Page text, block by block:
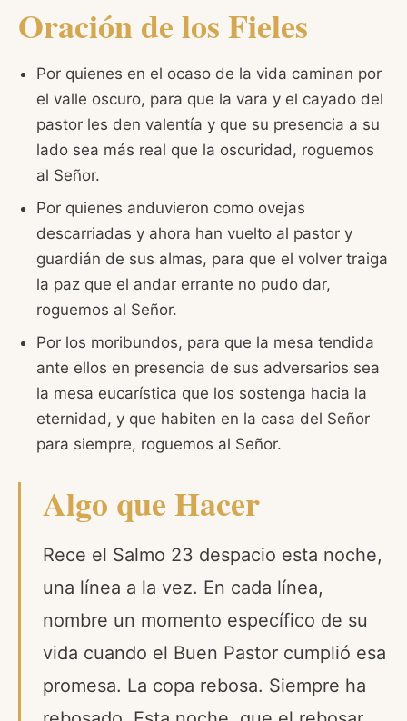
Oración de los Fieles
Por quienes en el ocaso de la vida caminan por
el valle oscuro, para que la vara y el cayado del
pastor les den valentía y que su presencia a su
lado sea más real que la oscuridad, roguemos
al Señor.
Por quienes anduvieron como ovejas
descarriadas y ahora han vuelto al pastor y
guardián de sus almas, para que el volver traiga
la paz que el andar errante no pudo dar,
roguemos al Señor.
Por los moribundos, para que la mesa tendida
ante ellos en presencia de sus adversarios sea
la mesa eucarística que los sostenga hacia la
eternidad, y que habiten en la casa del Señor
para siempre, roguemos al Señor.
Algo que Hacer
Rece el Salmo 23 despacio esta noche,
una línea a la vez. En cada línea,
nombre un momento específico de su
vida cuando el Buen Pastor cumplió esa
promesa. La copa rebosa. Siempre ha